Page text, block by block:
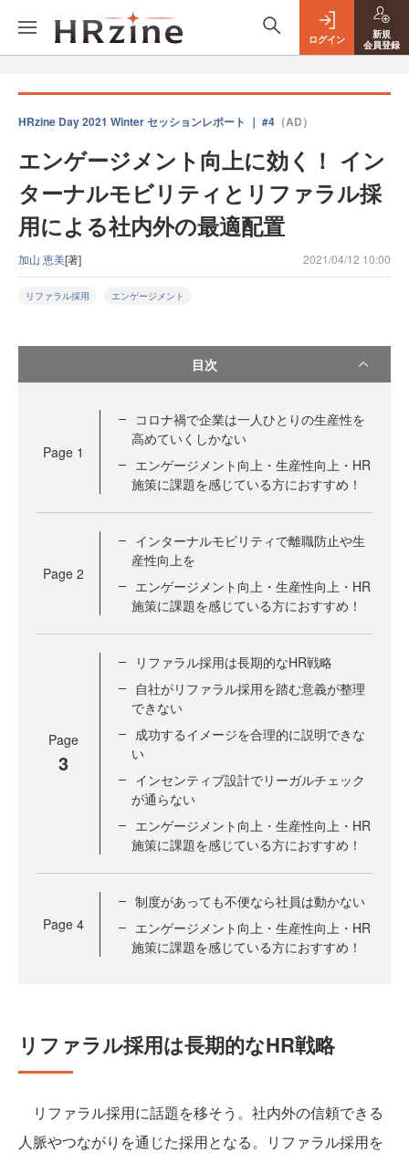
ログイン
新規
会員登録
HRzine Day 2021 Winter セッションレポート ｜ #4 （AD）
エンゲージメント向上に効く！ イン
ターナルモビリティとリファラル採
用による社内外の最適配置
加山 恵美[著] 2021/04/12 10:00
リファラル採用 エンゲージメント
目次
Page 1
コロナ禍で企業は一人ひとりの生産性を
高めていくしかない
エンゲージメント向上・生産性向上・HR
施策に課題を感じている方におすすめ！
Page 2
インターナルモビリティで離職防止や生
産性向上を
エンゲージメント向上・生産性向上・HR
施策に課題を感じている方におすすめ！
Page
3
リファラル採用は長期的なHR戦略
自社がリファラル採用を踏む意義が整理
できない
成功するイメージを合理的に説明できな
い
インセンティブ設計でリーガルチェック
が通らない
エンゲージメント向上・生産性向上・HR
施策に課題を感じている方におすすめ！
Page 4
制度があっても不便なら社員は動かない
エンゲージメント向上・生産性向上・HR
施策に課題を感じている方におすすめ！
リファラル採用は長期的なHR戦略
リファラル採用に話題を移そう。社内外の信頼できる
人脈やつながりを通じた採用となる。リファラル採用を